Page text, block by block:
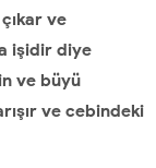
ve
işidir diye
ve büyü
ve cebindeki